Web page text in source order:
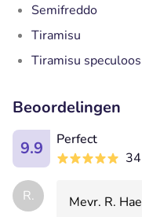
Semifreddo
Tiramisu
Tiramisu speculoos
Beoordelingen
9.9
Perfect
R.
Mevr. R.